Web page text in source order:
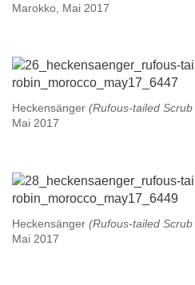
Marokko, Mai 2017
Heckensänger (Rufous-tailed Scrub
Mai 2017
Heckensänger (Rufous-tailed Scrub
Mai 2017